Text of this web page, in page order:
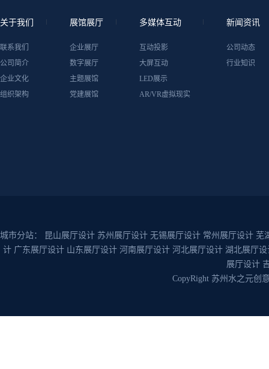
关于我们
联系我们
公司简介
企业文化
组织架构
展馆展厅
企业展厅
数字展厅
主题展馆
党建展馆
多媒体互动
互动投影
大屏互动
LED展示
AR/VR虚拟现实
新闻资讯
公司动态
行业知识
城市分站： 昆山展厅设计 苏州展厅设计 无锡展厅设计 常州展厅设计 芜
计 广东展厅设计 山东展厅设计 河南展厅设计 河北展厅设计 湖北展厅设
展厅设计
CopyRight 苏州水之元创